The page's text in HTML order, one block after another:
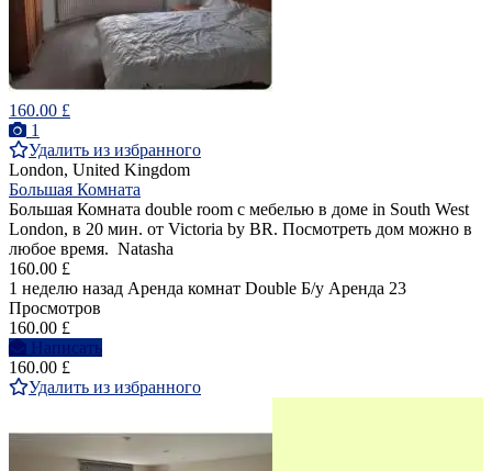
160.00 £
1
Удалить из избранного
London, United Kingdom
Большая Комната
Большая Комната double room с мебелью в доме in South West
London, в 20 мин. от Victoria by BR. Посмотреть дом можно в
любое время. Natasha
160.00 £
1 неделю назад Аренда комнат Double Б/у Аренда 23
Просмотров
160.00 £
Написать
160.00 £
Удалить из избранного